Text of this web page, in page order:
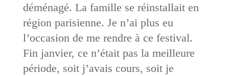
déménagé. La famille se réinstallait en
région parisienne. Je n’ai plus eu
l’occasion de me rendre à ce festival.
Fin janvier, ce n’était pas la meilleure
période, soit j’avais cours, soit je